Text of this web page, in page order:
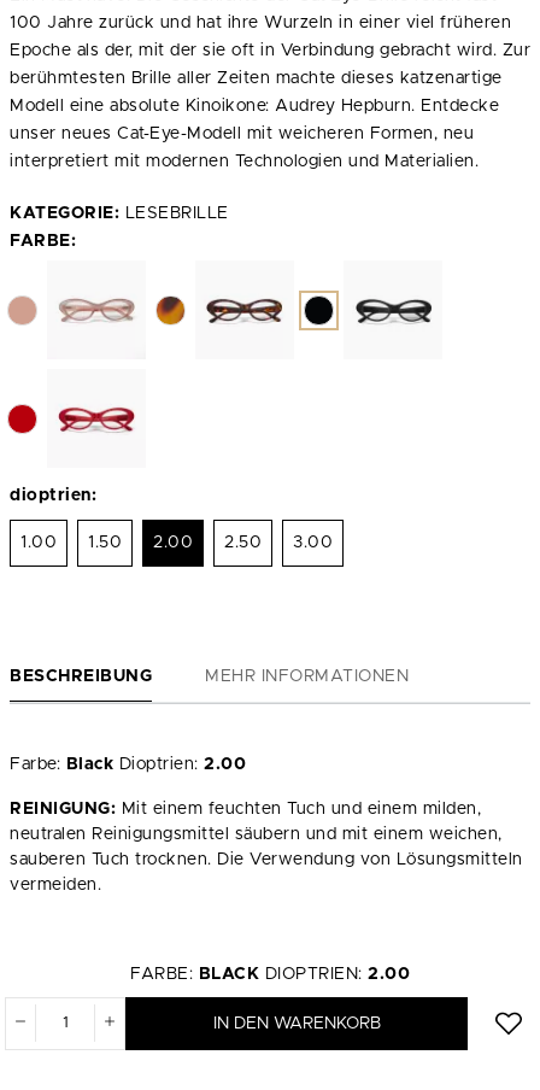
100 Jahre zurück und hat ihre Wurzeln in einer viel früheren
Epoche als der, mit der sie oft in Verbindung gebracht wird. Zur
berühmtesten Brille aller Zeiten machte dieses katzenartige
Modell eine absolute Kinoikone: Audrey Hepburn. Entdecke
unser neues Cat-Eye-Modell mit weicheren Formen, neu
interpretiert mit modernen Technologien und Materialien.
KATEGORIE: LESEBRILLE
FARBE:
dioptrien:
1.00 1.50 2.00 2.50 3.00
BESCHREIBUNG MEHR INFORMATIONEN
Farbe: Black Dioptrien: 2.00
REINIGUNG: Mit einem feuchten Tuch und einem milden,
neutralen Reinigungsmittel säubern und mit einem weichen,
sauberen Tuch trocknen. Die Verwendung von Lösungsmitteln
vermeiden.
FARBE: BLACK DIOPTRIEN: 2.00
IN DEN WARENKORB